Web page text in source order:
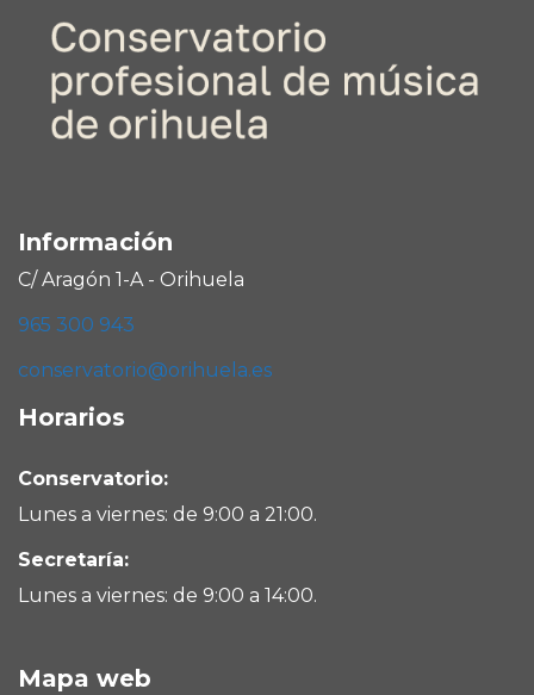
Información
C/ Aragón 1-A - Orihuela
965 300 943
conservatorio@orihuela.es
Horarios
Conservatorio:
Lunes a viernes: de 9:00 a 21:00.
Secretaría:
Lunes a viernes: de 9:00 a 14:00.
Mapa web